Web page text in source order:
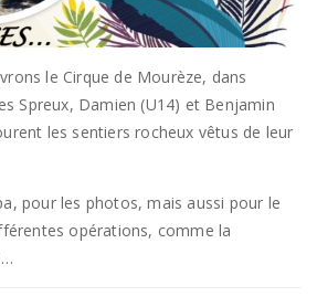
le Cirque de Mourèze, dans
Spreux, Damien (U14) et Benjamin
les sentiers rocheux vêtus de leur
pour les photos, mais aussi pour le
opérations, comme la